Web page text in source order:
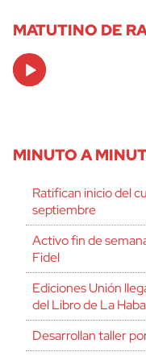
MATUTINO DE
Audio
Player
MINUTO A
Ratifican inicio del
septiembre
Activo fin de
Fidel
Ediciones Unión
del Libro de La
Desarrollan taller